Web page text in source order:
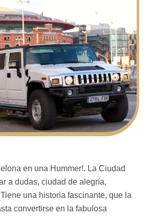
en una Hummer!. La Ciudad
a dudas, ciudad de alegría,
una historia fascinante, que la
convertirse en la fabulosa